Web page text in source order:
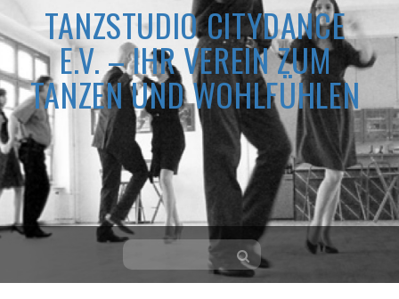
TANZSTUDIO CITYDANCE
E.V. – IHR VEREIN ZUM
TANZEN UND WOHLFÜHLEN